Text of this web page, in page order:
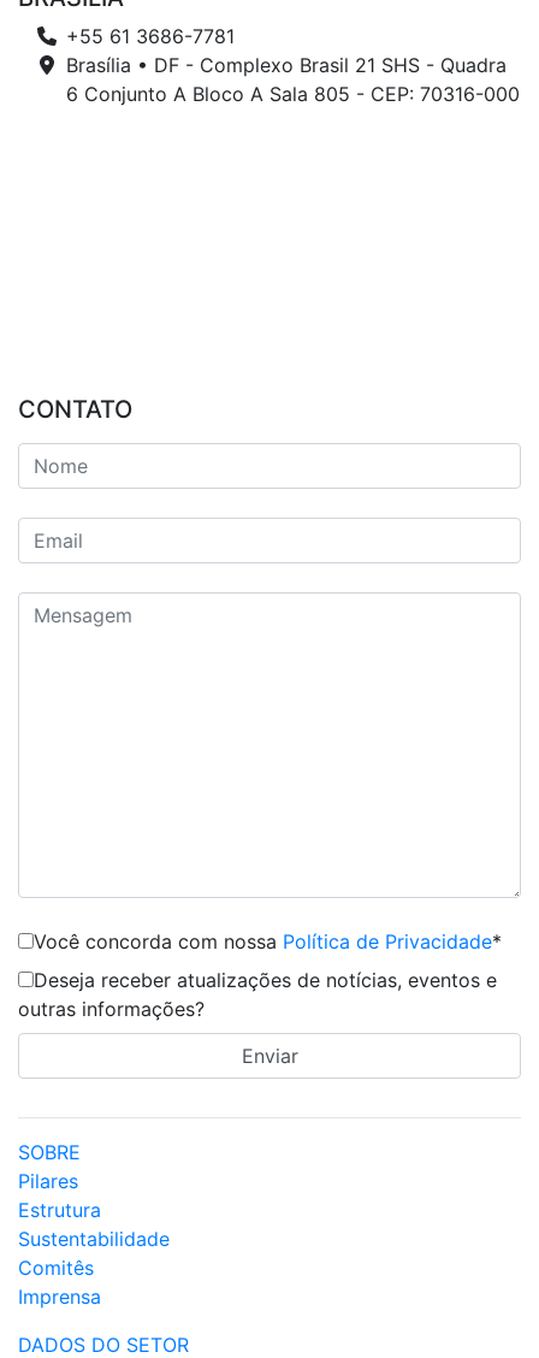
+55 61 3686-7781
Brasília • DF - Complexo Brasil 21 SHS - Quadra
6 Conjunto A Bloco A Sala 805 - CEP: 70316-000
CONTATO
Você concorda com nossa Política de Privacidade*
Deseja receber atualizações de notícias, eventos e
outras informações?
SOBRE
Pilares
Estrutura
Sustentabilidade
Comitês
Imprensa
DADOS DO SETOR